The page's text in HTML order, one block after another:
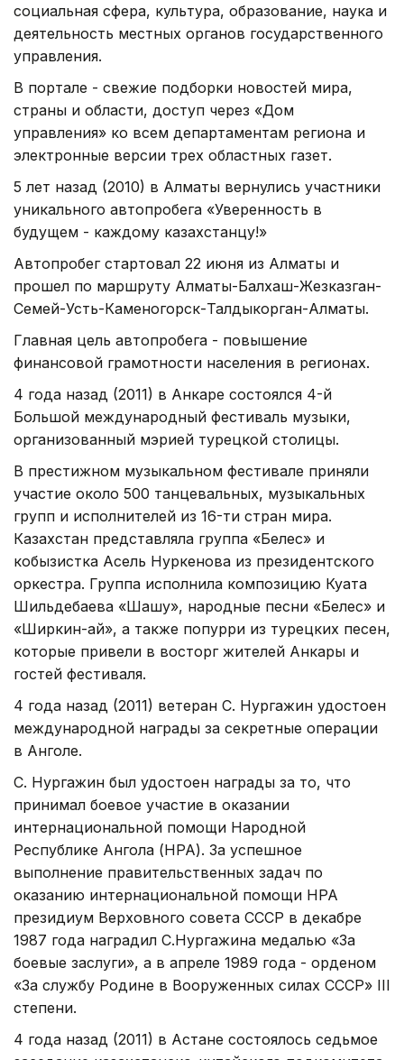
социальная сфера, культура, образование, наука и
деятельность местных органов государственного
управления.
В портале - свежие подборки новостей мира,
страны и области, доступ через «Дом
управления» ко всем департаментам региона и
электронные версии трех областных газет.
5 лет назад (2010) в Алматы вернулись участники
уникального автопробега «Уверенность в
будущем - каждому казахстанцу!»
Автопробег стартовал 22 июня из Алматы и
прошел по маршруту Алматы-Балхаш-Жезказган-
Семей-Усть-Каменогорск-Талдыкорган-Алматы.
Главная цель автопробега - повышение
финансовой грамотности населения в регионах.
4 года назад (2011) в Анкаре состоялся 4-й
Большой международный фестиваль музыки,
организованный мэрией турецкой столицы.
В престижном музыкальном фестивале приняли
участие около 500 танцевальных, музыкальных
групп и исполнителей из 16-ти стран мира.
Казахстан представляла группа «Белес» и
кобызистка Асель Нуркенова из президентского
оркестра. Группа исполнила композицию Куата
Шильдебаева «Шашу», народные песни «Белес» и
«Ширкин-ай», а также попурри из турецких песен,
которые привели в восторг жителей Анкары и
гостей фестиваля.
4 года назад (2011) ветеран С. Нургажин удостоен
международной награды за секретные операции
в Анголе.
С. Нургажин был удостоен награды за то, что
принимал боевое участие в оказании
интернациональной помощи Народной
Республике Ангола (НРА). За успешное
выполнение правительственных задач по
оказанию интернациональной помощи НРА
президиум Верховного совета СССР в декабре
1987 года наградил С.Нургажина медалью «За
боевые заслуги», а в апреле 1989 года - орденом
«За службу Родине в Вооруженных силах СССР» III
степени.
4 года назад (2011) в Астане состоялось седьмое